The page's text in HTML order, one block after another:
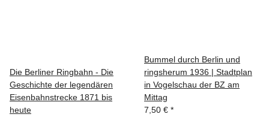
Die Berliner Ringbahn - Die
Geschichte der legendären
Eisenbahnstrecke 1871 bis
heute
Bummel durch Berlin und
ringsherum 1936 | Stadtplan
in Vogelschau der BZ am
Mittag
7,50 € *